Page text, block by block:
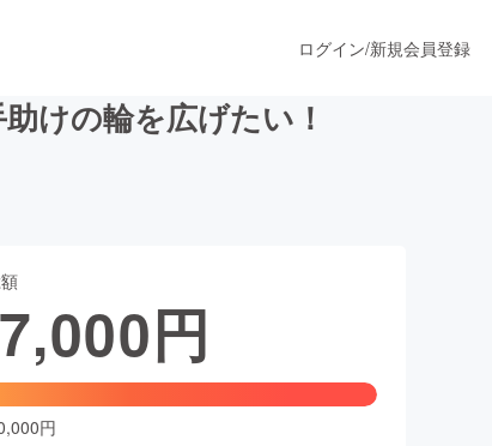
ファッション
ログイン/新規会員登録
けの輪を広げたい！
円
円